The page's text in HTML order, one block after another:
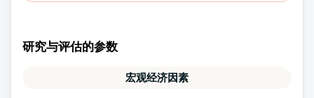
研究与评估的参数
宏观经济因素